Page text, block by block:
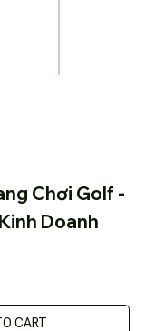
Chơi Golf -
Doanh
CART